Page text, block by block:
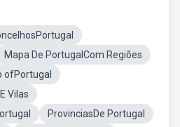
Mapa De PortugalCom Regiões
ofPortugal
Vilas
ProvinciasDe Portugal